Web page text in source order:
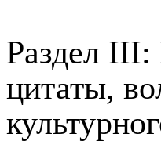
Раздел III:
цитаты,